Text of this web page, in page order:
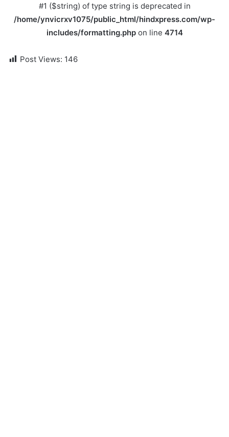
#1 ($string) of type string is deprecated in
/home/ynvicrxv1075/public_html/hindxpress.com/wp-
includes/formatting.phpon line 4714
Post Views: 146